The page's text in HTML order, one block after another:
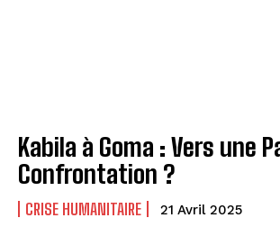
Kabila à Goma : Vers une
Confrontation ?
CRISE HUMANITAIRE 21 Avril 2025